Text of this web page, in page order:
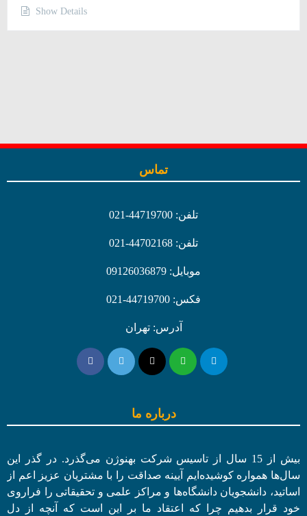
Show Details
تماس
تلفن: 44719700-021
تلفن: 44702168-021
موبایل: 09126036879
فکس: 44719700-021
آدرس: تهران
درباره ما
بیش از 15 سال از تاسیس شرکت بهنوژن می‌گذرد. در گذر این
سال‌ها همواره کوشیده‌ایم آیینه صداقت را با مشتریان عزیز اعم از
اساتید، دانشجویان دانشگاه‌ها و مراکز علمی و تحقیقاتی را فراروی
خود قرار بدهیم چرا که اعتقاد ما بر این است که آنچه از دل